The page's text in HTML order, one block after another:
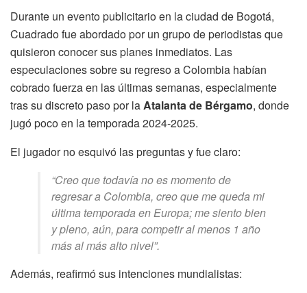
Durante un evento publicitario en la ciudad de Bogotá,
Cuadrado fue abordado por un grupo de periodistas que
quisieron conocer sus planes inmediatos. Las
especulaciones sobre su regreso a Colombia habían
cobrado fuerza en las últimas semanas, especialmente
tras su discreto paso por laAtalanta de Bérgamo, donde
jugó poco en la temporada 2024-2025.
El jugador no esquivó las preguntas y fue claro:
“Creo que todavía no es momento de
regresar a Colombia, creo que me queda mi
última temporada en Europa; me siento bien
y pleno, aún, para competir al menos 1 año
más al más alto nivel”.
Además, reafirmó sus intenciones mundialistas: